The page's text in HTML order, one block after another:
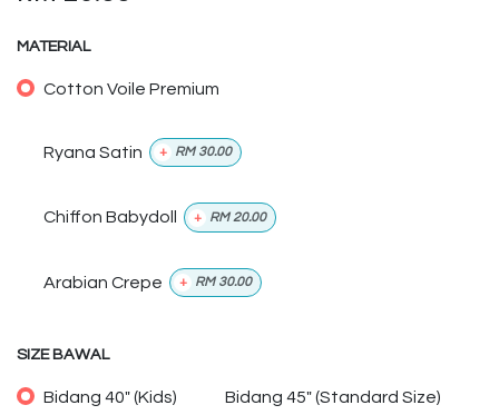
MATERIAL
Cotton Voile Premium
Ryana Satin + RM 30.00
Chiffon Babydoll + RM 20.00
Arabian Crepe + RM 30.00
SIZE BAWAL
Bidang 40" (Kids) Bidang 45" (Standard Size)